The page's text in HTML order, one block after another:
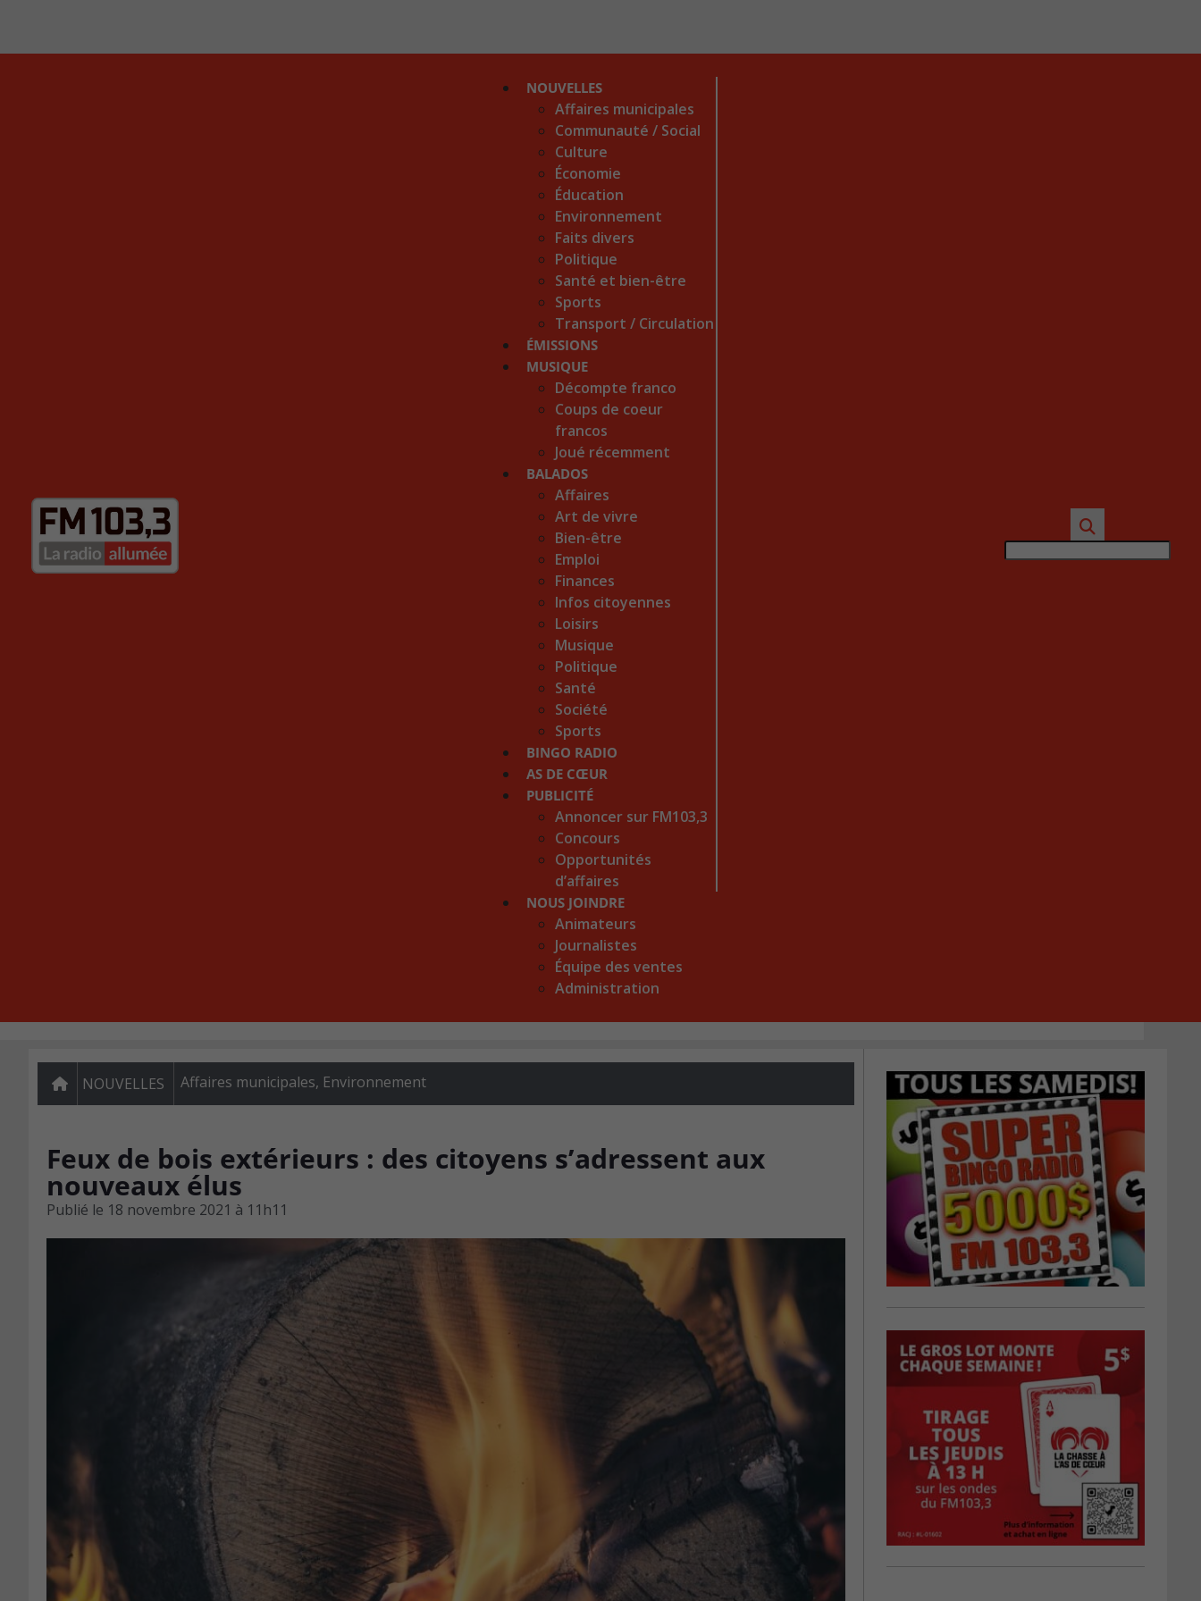
NOUVELLES
Affaires municipales
Communauté / Social
Culture
Économie
Éducation
Environnement
Faits divers
Politique
Santé et bien-être
Sports
Transport / Circulation
ÉMISSIONS
MUSIQUE
Décompte franco
Coups de coeur
francos
Joué récemment
BALADOS
Affaires
Art de vivre
Bien-être
Emploi
Finances
Infos citoyennes
Loisirs
Musique
Politique
Santé
Société
Sports
BINGO RADIO
AS DE CŒUR
PUBLICITÉ
Annoncer sur FM103,3
Concours
Opportunités
d’affaires
NOUS JOINDRE
Animateurs
Journalistes
Équipe des ventes
Administration
NOUVELLES Affaires municipales, Environnement
Feux de bois extérieurs : des citoyens s’adressent aux
nouveaux élus
Publié le 18 novembre 2021 à 11h11